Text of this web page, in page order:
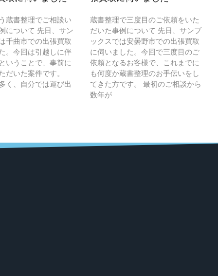
蔵書整理でご相談い
について 先日、サン
千曲市での出張買取
。今回は引越しに伴
いうことで、事前に
だいた案件です。
く、自分では運び出
蔵書整理で三度目のご依頼をいた
だいた事例について 先日、サンブ
ックスでは安曇野市での出張買取
に伺いました。今回で三度目のご
依頼となるお客様で、これまでに
も何度か蔵書整理のお手伝いをし
てきた方です。 最初のご相談から
数年が